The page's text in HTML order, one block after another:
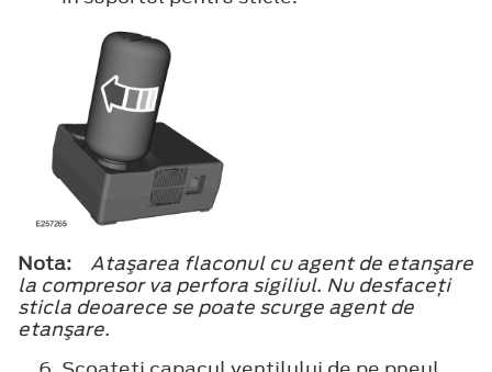
Nota:
Ataşarea flaconul cu agent de etanşare
la compresor va perfora sigiliul. Nu desfaceţi
sticla deoarece se poate scurge agent de
etanşare.